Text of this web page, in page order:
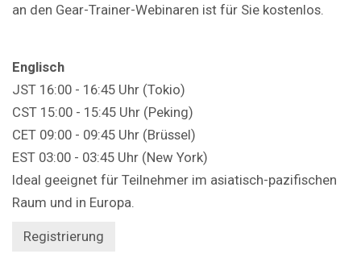
an den Gear-Trainer-Webinaren ist für Sie kostenlos.
Englisch
JST 16:00 - 16:45 Uhr (Tokio)
CST 15:00 - 15:45 Uhr (Peking)
CET 09:00 - 09:45 Uhr (Brüssel)
EST 03:00 - 03:45 Uhr (New York)
Ideal geeignet für Teilnehmer im asiatisch-pazifischen
Raum und in Europa.
Registrierung